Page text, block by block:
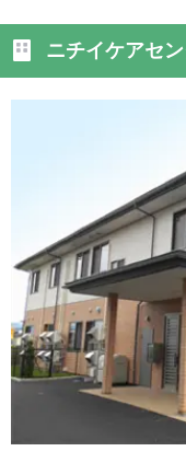
ニチイケアセ